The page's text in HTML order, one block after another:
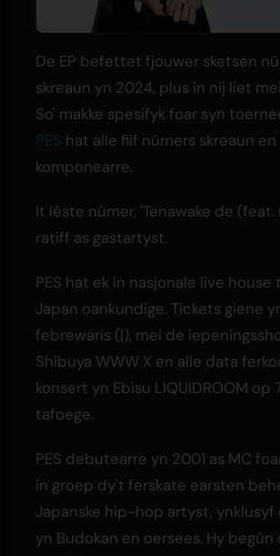
De EP befettet fjouwer sketsen
skreaun yn 2024, plus in nij liet
So' makke spesifyk foar syn
PES hat alle fiif nûmers skreaun en
komponearre.
It lêste nûmer, 'Tenawake de
ratiff as gastartyst.
PES hat ek in nasjonale live
Japan oankundige. Tickets giene
febrewaris (|), mei de
Shibuya WWW X en alle data
konsert yn Ebisu LIQUIDROOM op
tafoege.
PES debutearre yn 2001 as MC foar
in groep dy't ferskate earsten
Japanske hip-hop artyst,
yn Budokan en oersees. Hy begûn